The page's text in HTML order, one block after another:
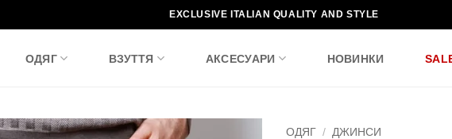
EXCLUSIVE ITALIAN QUALITY AND STYLE
ОДЯГ ВЗУТТЯ АКСЕСУАРИ НОВИНКИ
ОДЯГ / ДЖИНСИ